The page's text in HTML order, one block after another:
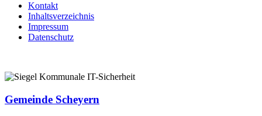
Kontakt
Inhaltsverzeichnis
Impressum
Datenschutz
Gemeinde Scheyern